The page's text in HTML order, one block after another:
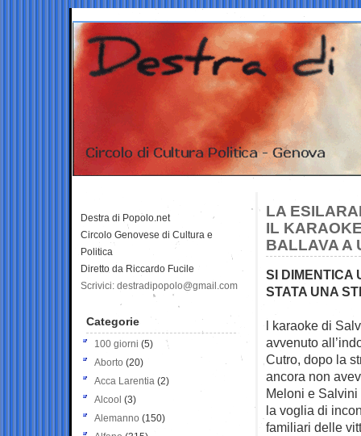
LA
IL
BALLAVA A
SI DIMENTICA
STATA UNA
l karaoke di
avvenuto
Cutro, dopo la
ancora non
Meloni e Salvini
la voglia di
familiari delle
Destra di Popolo.net
Circolo Genovese di Cultura e
Politica
Diretto da Riccardo Fucile
Scrivici: destradipopolo@gmail.com
Categorie
100 giorni (5)
Aborto (20)
Acca Larentia (2)
Alcool (3)
Alemanno (150)